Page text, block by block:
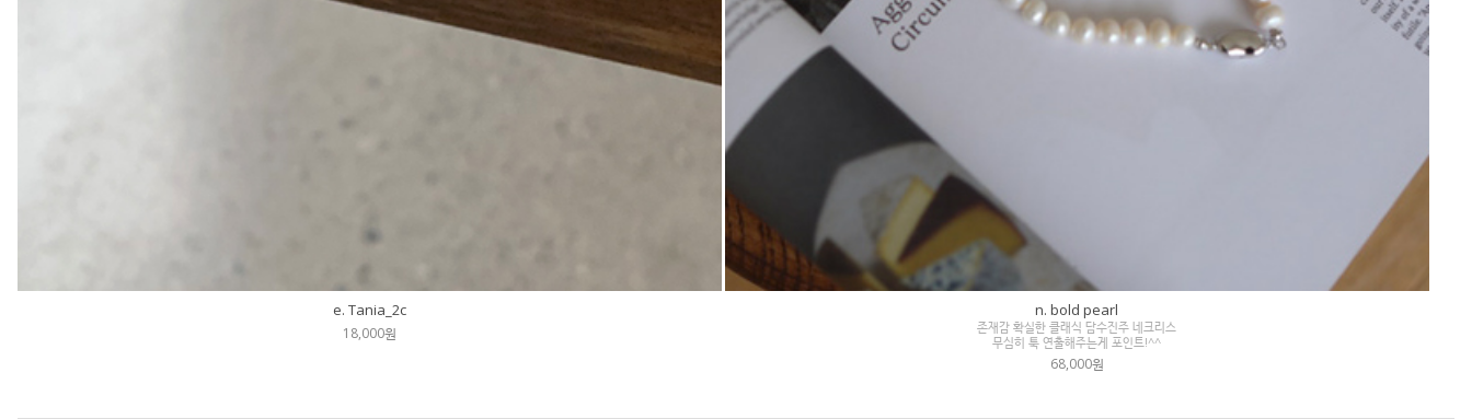
e. Tania_2c
18,000원
n. bold pearl
존재감 확실한 클래식 담수진주 네크리스
무심히 툭 연출해주는게 포인트!^^
68,000원